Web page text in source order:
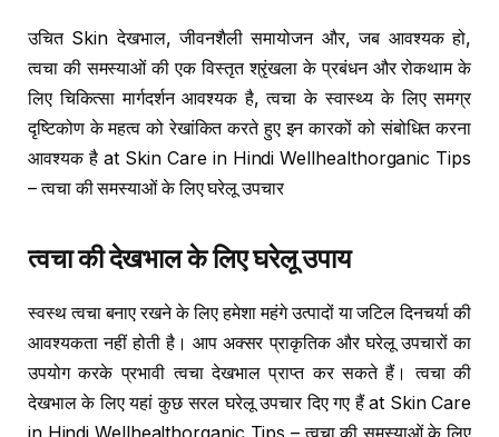
उचित Skin देखभाल, जीवनशैली समायोजन और, जब आवश्यक हो,
त्वचा की समस्याओं की एक विस्तृत श्रृंखला के प्रबंधन और रोकथाम के
लिए चिकित्सा मार्गदर्शन आवश्यक है, त्वचा के स्वास्थ्य के लिए समग्र
दृष्टिकोण के महत्व को रेखांकित करते हुए इन कारकों को संबोधित करना
आवश्यक है at Skin Care in Hindi Wellhealthorganic Tips
– त्वचा की समस्याओं के लिए घरेलू उपचार
त्वचा की देखभाल के लिए घरेलू उपाय
स्वस्थ त्वचा बनाए रखने के लिए हमेशा महंगे उत्पादों या जटिल दिनचर्या की
आवश्यकता नहीं होती है। आप अक्सर प्राकृतिक और घरेलू उपचारों का
उपयोग करके प्रभावी त्वचा देखभाल प्राप्त कर सकते हैं। त्वचा की
देखभाल के लिए यहां कुछ सरल घरेलू उपचार दिए गए हैं at Skin Care